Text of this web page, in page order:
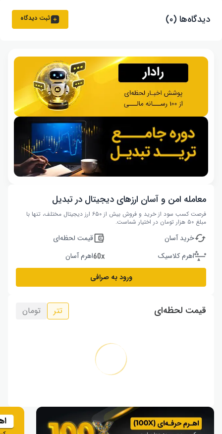
دیدگاه‌ها (۰) ثبت دیدگاه
معامله امن و آسان ارزهای دیجیتال در تبدیل
فرصت کسب سود از خرید و فروش بیش از ۶۵۰ ارز دیجیتال مختلف، تنها با
مبلغ ۵۰ هزار تومان در اختیار شماست.
خرید آسان
قیمت لحظه‌ای
اهرم کلاسیک
اهرم آسان
ورود به صرافی
قیمت لحظه‌ای تتر تومان